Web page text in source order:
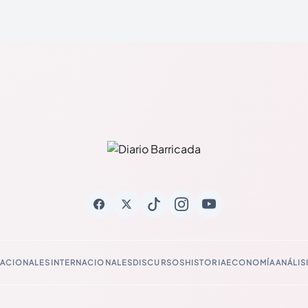
INTERNACIONALESDISCURSOSHISTORIAECONOMÍA